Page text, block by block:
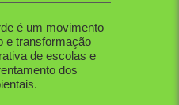
é um movimento
e transformação
de escolas e
dos